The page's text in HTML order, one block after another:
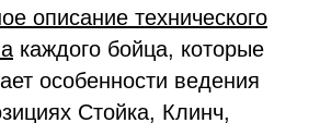
описание технического
каждого бойца, которые
особенности ведения
Стойка, Клинч,